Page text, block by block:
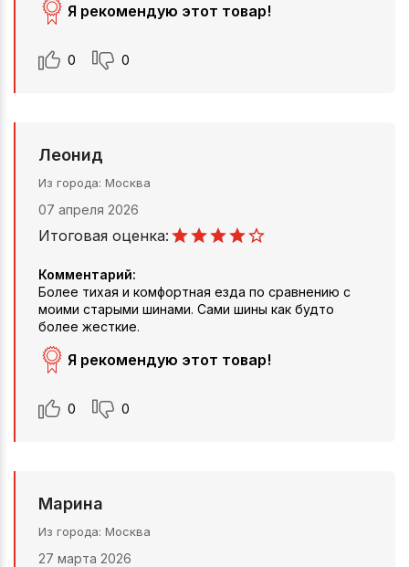
Я рекомендую этот товар!
0 0
Леонид
Из города Москва
07 апреля 2026
Итоговая оценка:
Комментарий:
Более тихая и комфортная езда по сравнению с
моими старыми шинами. Сами шины как будто
более жесткие.
Я рекомендую этот товар!
0 0
Марина
Из города Москва
27 марта 2026